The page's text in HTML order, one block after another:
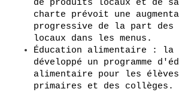
de produits locaux et de
charte prévoit une
progressive de la part des
locaux dans les menus.
Éducation alimentaire : la
développé un programme
alimentaire pour les
primaires et des collèges.